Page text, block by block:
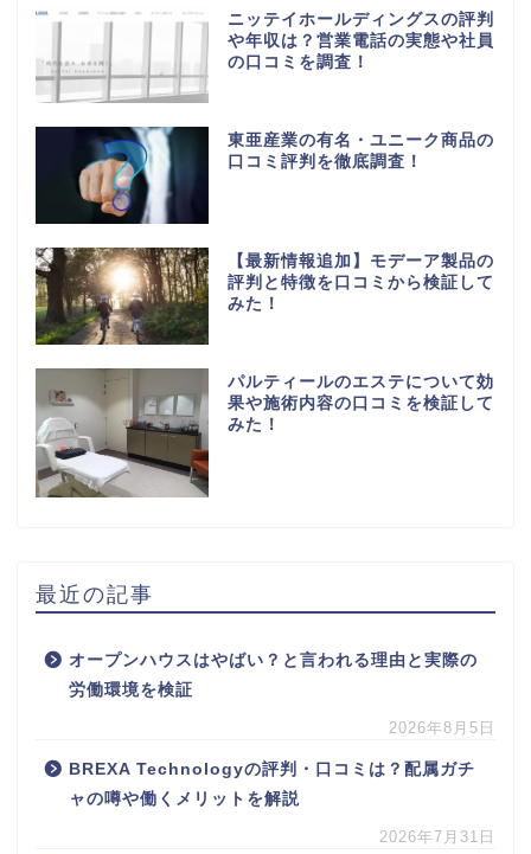
ニッテイホールディングスの評判
や年収は？営業電話の実態や社員
の口コミを調査！
東亜産業の有名・ユニーク商品の
口コミ評判を徹底調査！
【最新情報追加】モデーア製品の
評判と特徴を口コミから検証して
みた！
パルティールのエステについて効
果や施術内容の口コミを検証して
みた！
最近の記事
オープンハウスはやばい？と言われる理由と実際の
労働環境を検証
2026年8月5日
BREXA Technologyの評判・口コミは？配属ガチ
ャの噂や働くメリットを解説
2026年7月31日